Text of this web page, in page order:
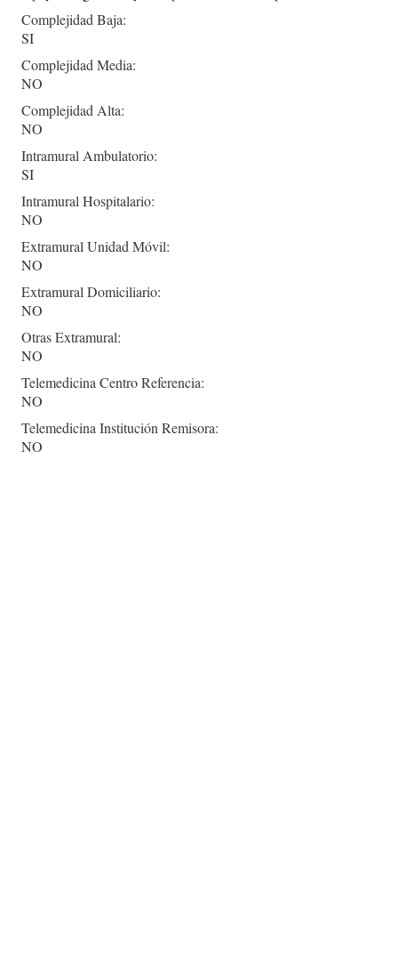
Complejidad Baja:
SI
Complejidad Media:
NO
Complejidad Alta:
NO
Intramural Ambulatorio:
SI
Intramural Hospitalario:
NO
Extramural Unidad Móvil:
NO
Extramural Domiciliario:
NO
Otras Extramural:
NO
Telemedicina Centro Referencia:
NO
Telemedicina Institución Remisora:
NO